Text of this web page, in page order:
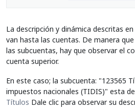
La descripción y dinámica descritas
van hasta las cuentas. De manera
las subcuentas, hay que observar el
cuenta superior.
En este caso; la subcuenta: "123565
impuestos nacionales (TIDIS)" esta
Títulos Dale clic para observar su